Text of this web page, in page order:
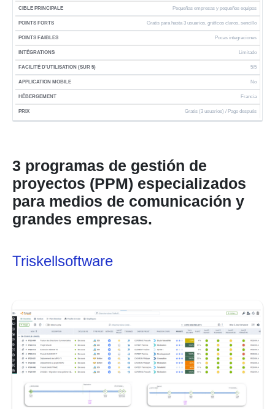
Pequeñas empresas y pequeños equipos
Gratis para hasta 3 usuarios, gráficos claros, sencillo
Pocas integraciones
Limitado
5/5
No
Francia
Gratis (3 usuarios) / Pago después
3 programas de gestión de
proyectos (PPM) especializados
para medios de comunicación y
grandes empresas.
Triskellsoftware